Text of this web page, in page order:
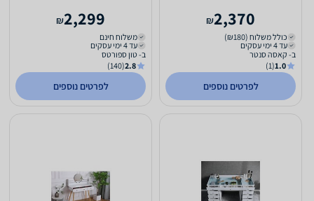
2,370
₪
כולל משלוח (₪180)
עד 4 ימי עסקים
ב- קאסה סנטר
1.0
(1)
לפרטים נוספים
2,299
₪
משלוח חינם
עד 4 ימי עסקים
ב- טון ספורטס
2.8
(140)
לפרטים נוספים